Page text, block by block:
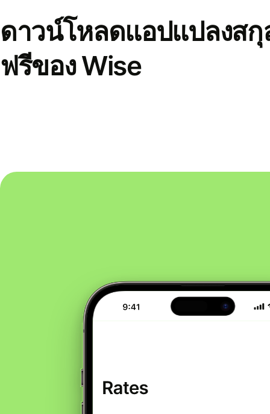
ดาวน์โหลดแอปแปลงสกุ
ฟรีของ Wise